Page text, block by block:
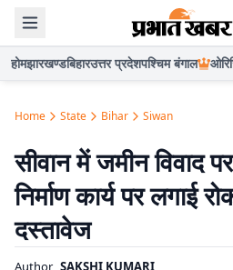
होमझारखण्डबिहारउत्तर प्रदेशपश्चिम बंगाल
Home State Bihar Siwan
सीवान में जमीन विवाद
निर्माण कार्य पर लगाई
दस्तावेज
Author SAKSHI KUMARI